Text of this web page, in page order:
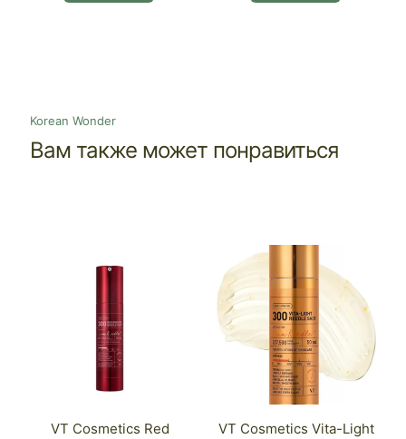
Korean Wonder
Вам также может понравиться
VT Cosmetics Red VT Cosmetics Vita-Light